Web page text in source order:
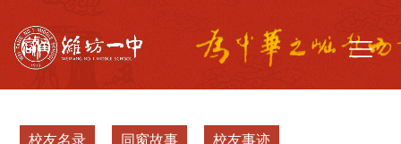
校友名录 同窗故事 校友事迹